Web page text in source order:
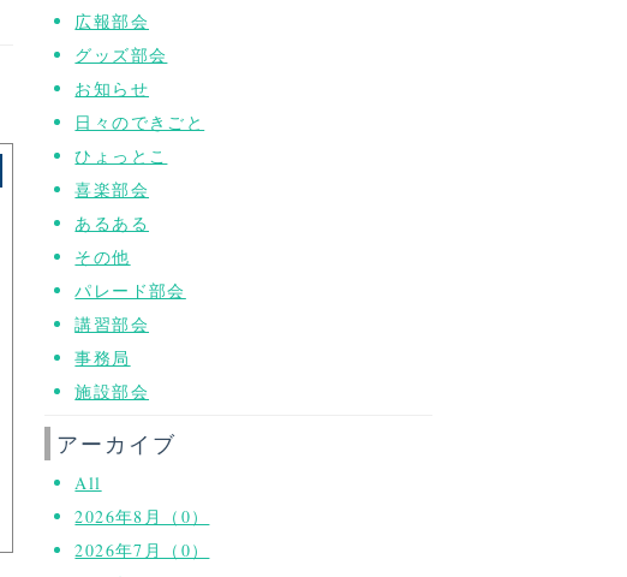
広報部会
グッズ部会
お知らせ
日々のできごと
ひょっとこ
喜楽部会
あるある
その他
パレード部会
講習部会
事務局
施設部会
アーカイブ
All
2026年8月（0）
2026年7月（0）